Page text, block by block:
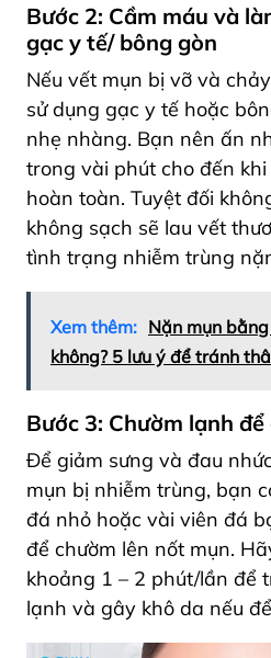
Bước 2: Cầm máu và
gạc y tế/ bông gòn
Nếu vết mụn bị vỡ và
sử dụng gạc y tế hoặc
nhẹ nhàng. Bạn nên ấn
trong vài phút cho đến
hoàn toàn. Tuyệt đối
không sạch sẽ lau vết
tình trạng nhiễm trùng
Xem thêm: Nặn mụn
không? 5 lưu ý để tránh
Bước 3: Chườm lạnh
Để giảm sưng và đau
mụn bị nhiễm trùng, bạn
đá nhỏ hoặc vài viên đá
để chườm lên nốt mụn.
khoảng 1 – 2 phút/lần để
lạnh và gây khô da nếu